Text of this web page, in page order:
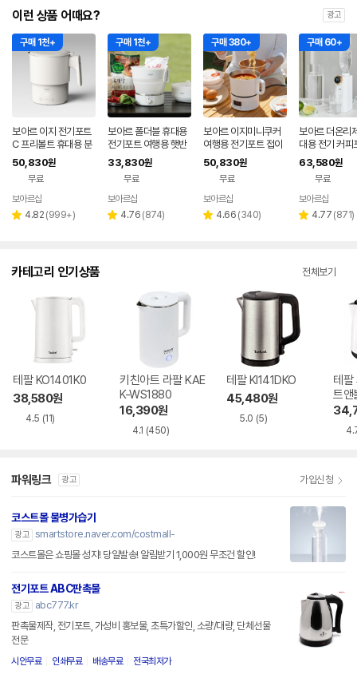
이런 상품 어때요? 광고
구매 1천+
보아르 이지 전기포트
C 프리볼트 휴대용 분
유포트 접이식 여행용
커피 햇반 SUS316
50,830원
무료
페이
보아르샵
별 4.82 리
(999+)
구매 1천+
보아르 폴더블 휴대용
전기포트 여행용 햇반
접이식 커피 프리볼트
캠핑
33,830원
무료
페이
보아르샵
별 4.76 리
(874)
구매 380+
보아르 이지미니쿠커
여행용 전기포트 접이
식 휴대용 분유포트 무
선 커피주전자 프리볼
50,830원
무료
페이
보아르샵
별 4.66 리
(340)
구매 60+
보아르 더온리
대용 전기 커피
유포트 여행용
미니 3초출수
63,580원
무료
페이
보아르샵
별 4.77 리
(871)
카테고리 인기상품 전체보기
테팔 KO1401K0
38,580원
4.5 (11)
키친아트 라팔 KAE
K-WS1880
16,390원
4.1 (450)
테팔 KI141DKO
45,480원
5.0 (5)
테팔
트앤
파워링크 광고 가입신청
코스트몰 물병가습기
광고 smartstore.naver.com/costmall-
코스트몰은 쇼핑몰 성지! 당일발송! 알림받기 1,000원 무조건 할인!
전기포트 ABC판촉물
광고
abc777.kr
판촉물제작, 전기포트, 가성비 홍보물, 초특가할인, 소량/대량, 단체선물
전문
시안무료 인쇄무료 배송무료 전국최저가